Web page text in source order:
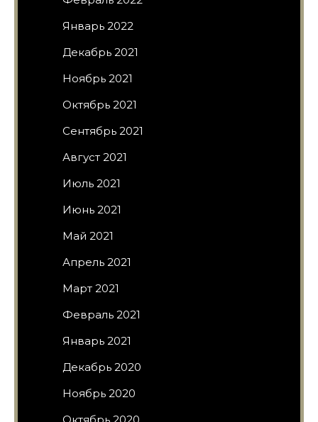
Январь 2022
Декабрь 2021
Ноябрь 2021
Октябрь 2021
Сентябрь 2021
Август 2021
Июль 2021
Июнь 2021
Май 2021
Апрель 2021
Март 2021
Февраль 2021
Январь 2021
Декабрь 2020
Ноябрь 2020